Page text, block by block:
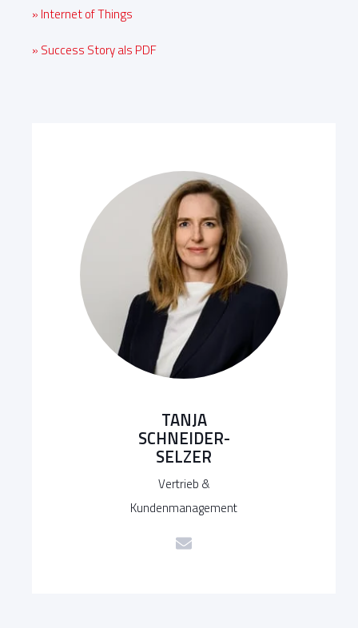
» Internet of Things
» Success Story als PDF
TANJA
SCHNEIDER-
SELZER
Vertrieb &
Kundenmanagement